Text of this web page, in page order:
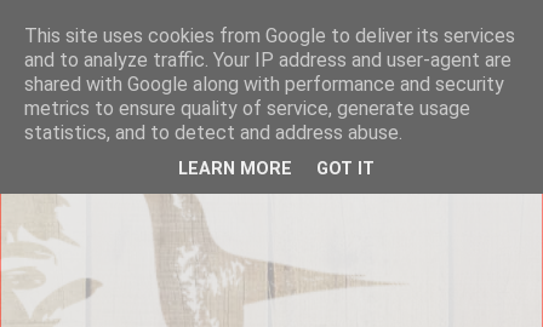
This site uses cookies from Google to deliver its services
and to analyze traffic. Your IP address and user-agent are
shared with Google along with performance and security
metrics to ensure quality of service, generate usage
statistics, and to detect and address abuse.
LEARN MORE GOT IT